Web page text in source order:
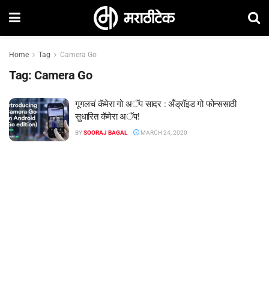
Home Tag Camera Go
Tag: Camera Go
गूगलचं कॅमेरा गो अॅप सादर : अँड्रॉइड गो फोन्ससाठी
सुधारित कॅमेरा अॅप!
BYSOORAJ BAGAL MARCH 24, 2020